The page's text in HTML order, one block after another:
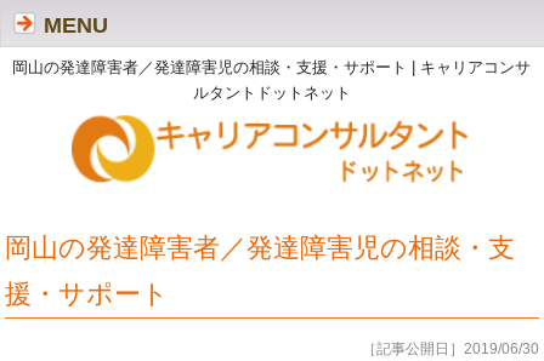
岡山の発達障害者／発達障害児の相談・支援・サポート | キャリアコンサ
ルタントドットネット
MENU
岡山の発達障害者／発達障害児の相談・支
援・サポート
［記事公開日］2019/06/30